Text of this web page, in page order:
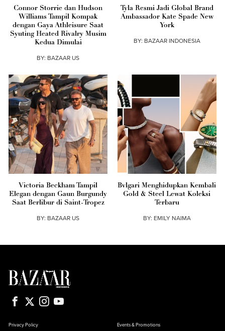
Connor Storrie dan Hudson
Williams Tampil Kompak
dengan Gaya Athleisure Saat
Syuting Heated Rivalry Musim
Kedua Dimulai
BY: BAZAAR US
Tyla Resmi Jadi Global Brand
Ambassador Kate Spade New
York
BY: BAZAAR INDONESIA
Victoria Beckham Tampil
Elegan dengan Gaun Burgundy
Saat Berlibur di Saint-Tropez
BY: BAZAAR US
Bvlgari Menghidupkan Kembali
Gold & Steel Lewat Koleksi
Terbaru
BY: EMILY NAIMA
Privacy Policy Events & Promotions